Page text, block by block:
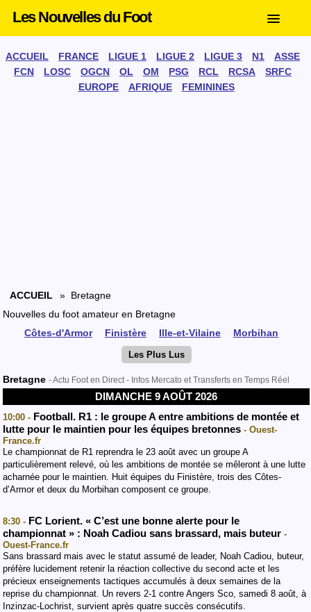
Les Nouvelles du Foot
ACCUEIL FRANCE LIGUE 1 LIGUE 2 LIGUE 3 N1
ASSE
FCN
LOSC OGCN OL OM PSG RCL RCSA
SRFC
EUROPE
AFRIQUE FEMININES
ACCUEIL
» Bretagne
Nouvelles du foot amateur en Bretagne
Côtes-d'Armor
Finistère Ille-et-Vilaine Morbihan
Les Plus Lus
Bretagne - Actu Foot en Direct - Infos Mercato et Transferts en Temps Réel
DIMANCHE 9 AOÛT 2026
10:00 - Football. R1 : le groupe A entre ambitions de montée et
lutte pour le maintien pour les équipes bretonnes - Ouest-
France.fr
Le championnat de R1 reprendra le 23 août avec un groupe A
particulièrement relevé, où les ambitions de montée se mêleront à une lutte
acharnée pour le maintien. Huit équipes du Finistère, trois des Côtes-
d’Armor et deux du Morbihan composent ce groupe.
8:30 - FC Lorient. « C’est une bonne alerte pour le
championnat » : Noah Cadiou sans brassard, mais buteur -
Ouest-France.fr
Sans brassard mais avec le statut assumé de leader, Noah Cadiou, buteur,
préfère lucidement retenir la réaction collective du second acte et les
précieux enseignements tactiques accumulés à deux semaines de la
reprise du championnat. Un revers 2-1 contre Angers Sco, samedi 8 août, à
Inzinzac-Lochrist, survient après quatre succès consécutifs.